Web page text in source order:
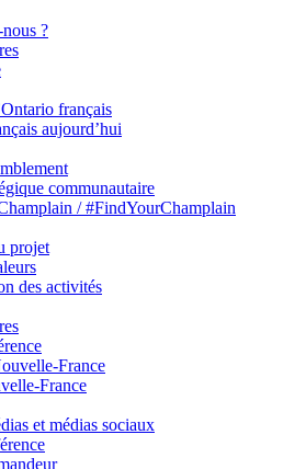
?
français
aujourd’hui
communautaire
/ #FindYourChamplain
projet
des activités
France
France
et médias sociaux